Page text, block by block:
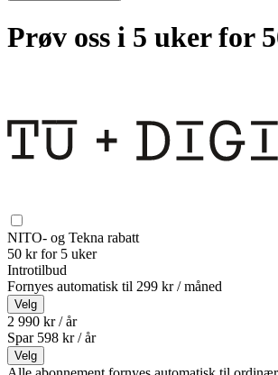
Prøv oss i 5 uker for
NITO- og Tekna rabatt
50 kr for 5 uker
Introtilbud
Fornyes automatisk til 299 kr / måned
Velg
2 990 kr / år
Spar 598 kr /år
Velg